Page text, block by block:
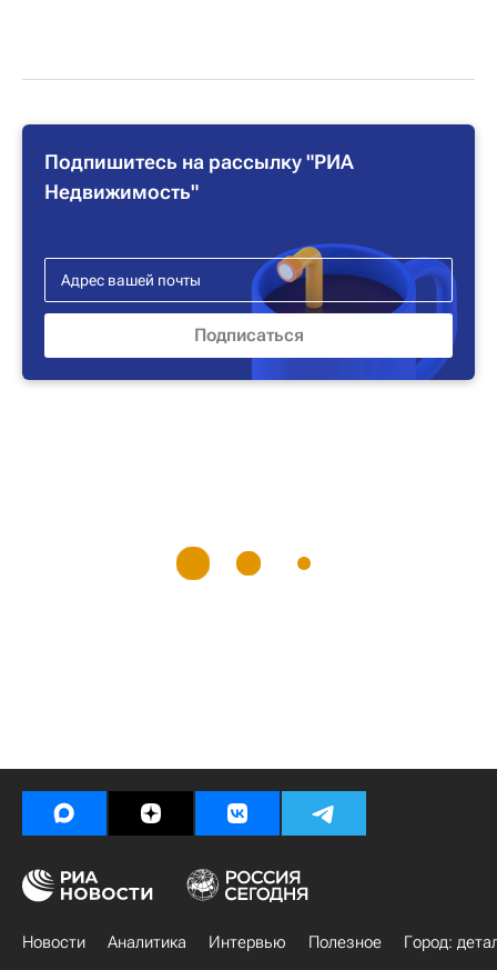
Подпишитесь на рассылку "РИА
Недвижимость"
Новости Аналитика Интервью Полезное
Город: